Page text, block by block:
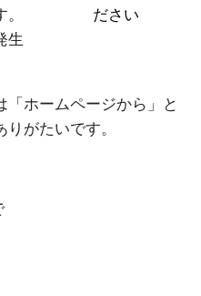
ださい
生
「ホームページから」と
がたいです。